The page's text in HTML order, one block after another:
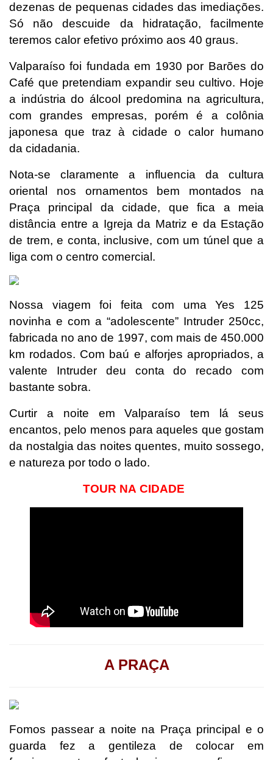
dezenas de pequenas cidades das imediações.
Só não descuide da hidratação, facilmente
teremos calor efetivo próximo aos 40 graus.
Valparaíso foi fundada em 1930 por Barões do
Café que pretendiam expandir seu cultivo. Hoje
a indústria do álcool predomina na agricultura,
com grandes empresas, porém é a colônia
japonesa que traz à cidade o calor humano
da cidadania.
Nota-se claramente a influencia da cultura
oriental nos ornamentos bem montados na
Praça principal da cidade, que fica a meia
distância entre a Igreja da Matriz e da Estação
de trem, e conta, inclusive, com um túnel que a
liga com o centro comercial.
Nossa viagem foi feita com uma Yes 125
novinha e com a “adolescente” Intruder 250cc,
fabricada no ano de 1997, com mais de 450.000
km rodados. Com baú e alforjes apropriados, a
valente Intruder deu conta do recado com
bastante sobra.
Curtir a noite em Valparaíso tem lá seus
encantos, pelo menos para aqueles que gostam
da nostalgia das noites quentes, muito sossego,
e natureza por todo o lado.
TOUR NA CIDADE
A PRAÇA
Fomos passear a noite na Praça principal e o
guarda fez a gentileza de colocar em